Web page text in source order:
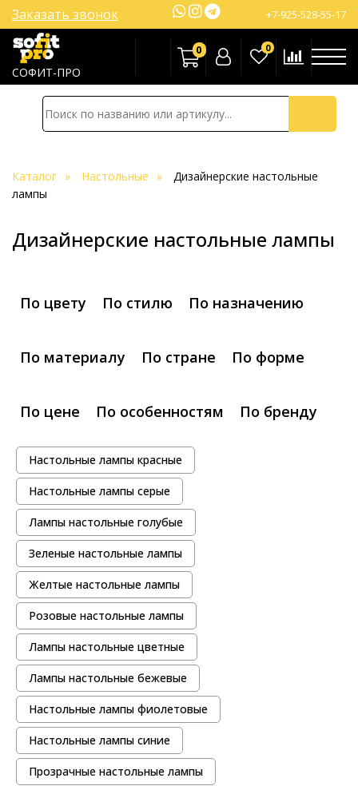
СОФИТ-ПРО
+7-925-528-55-17
Заказать звонок
0 0
Каталог Настольные
Дизайнерские настольные
лампы
Дизайнерские настольные лампы
По цвету По стилю По назначению
По материалу По стране По форме
По цене По особенностям По бренду
Настольные лампы красные
Настольные лампы серые
Лампы настольные голубые
Зеленые настольные лампы
Желтые настольные лампы
Розовые настольные лампы
Лампы настольные цветные
Лампы настольные бежевые
Настольные лампы фиолетовые
Настольные лампы синие
Прозрачные настольные лампы